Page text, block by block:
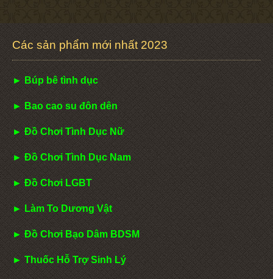
Các sản phẩm mới nhất 2023
► Búp bê tình dục
► Bao cao su đôn dên
► Đồ Chơi Tình Dục Nữ
► Đồ Chơi Tình Dục Nam
► Đồ Chơi LGBT
► Làm To Dương Vật
► Đồ Chơi Bạo Dâm BDSM
► Thuốc Hỗ Trợ Sinh Lý